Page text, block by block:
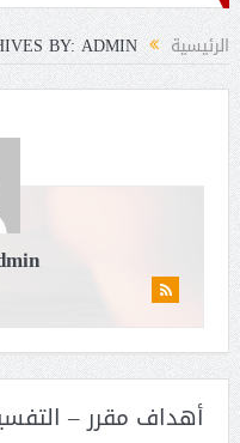
الرئيسية ARCHIVES BY: ADMIN
أهداف مقرر –